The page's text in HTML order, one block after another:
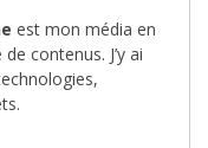
est mon média en
contenus. J’y ai